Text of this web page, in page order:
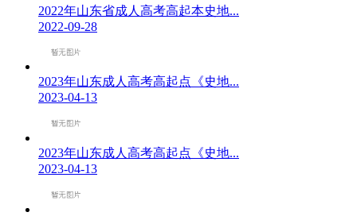
2022年山东省成人高考高起本史地...
2022-09-28
2023年山东成人高考高起点《史地...
2023-04-13
2023年山东成人高考高起点《史地...
2023-04-13